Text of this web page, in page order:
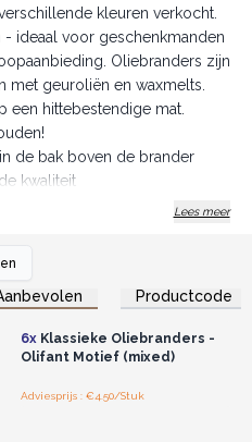
kleuren verkocht.
ideaal voor geschenkmanden
Oliebranders zijn
met geuroliën en waxmelts.
een hittebestendige mat.
de bak boven de brander
kwaliteit
als het brandt en blijf uit de
een vochtige doek om
eenvoudige ontwerpen.
Lees meer
Productcode
Log in of registreer u voor
groothandelsprijzen.
6xKlassieke Oliebranders -
Olifant Motief (mixed)
Adviesprijs : €4.50/Stuk